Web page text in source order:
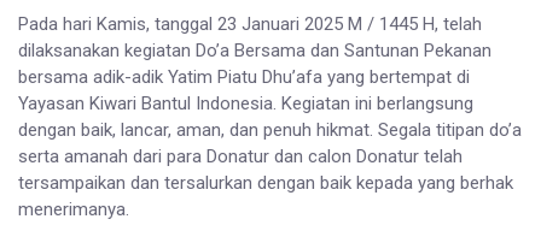
Pada hari Kamis, tanggal 23 Januari 2025 M / 1445 H, telah
dilaksanakan kegiatan Do’a Bersama dan Santunan Pekanan
bersama adik-adik Yatim Piatu Dhu’afa yang bertempat di
Yayasan Kiwari Bantul Indonesia. Kegiatan ini berlangsung
dengan baik, lancar, aman, dan penuh hikmat. Segala titipan do’a
serta amanah dari para Donatur dan calon Donatur telah
tersampaikan dan tersalurkan dengan baik kepada yang berhak
menerimanya.